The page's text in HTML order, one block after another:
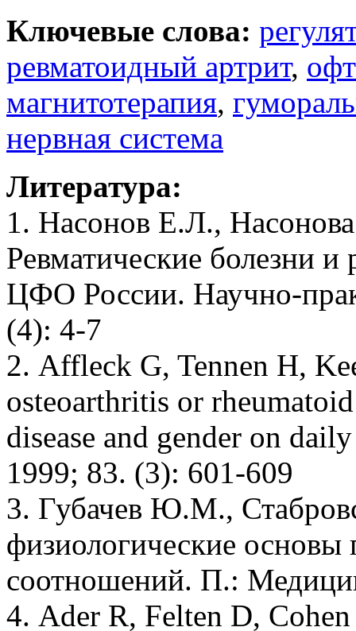
Ключевые слова:
ревматоидный артрит,
магнитотерапия,
нервная система
Литература:
1. Насонов Е.Л.,
Ревматические болезни и
ЦФО России. Научно-
(4): 4-7
2. Affleck G, Tennen Н,
osteoarthritis or
disease and gender on
1999; 83. (3): 601-609
3. Губачев Ю.М.,
физиологические основы
соотношений. П.:
4. Ader R, Felten D,